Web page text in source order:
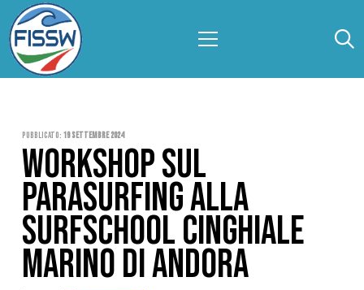
Pubblicato: 19 Settembre 2024
WORKSHOP SUL
PARASURFING ALLA
SURFSCHOOL CINGHIALE
MARINO DI ANDORA